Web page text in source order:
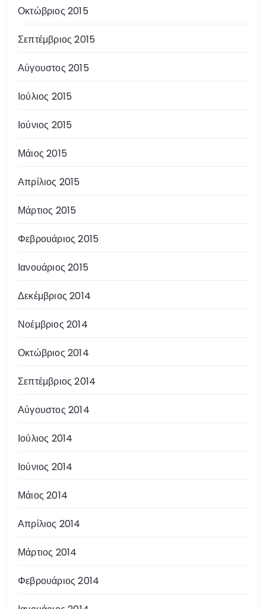
Οκτώβριος 2015
Σεπτέμβριος 2015
Αύγουστος 2015
Ιούλιος 2015
Ιούνιος 2015
Μάιος 2015
Απρίλιος 2015
Μάρτιος 2015
Φεβρουάριος 2015
Ιανουάριος 2015
Δεκέμβριος 2014
Νοέμβριος 2014
Οκτώβριος 2014
Σεπτέμβριος 2014
Αύγουστος 2014
Ιούλιος 2014
Ιούνιος 2014
Μάιος 2014
Απρίλιος 2014
Μάρτιος 2014
Φεβρουάριος 2014